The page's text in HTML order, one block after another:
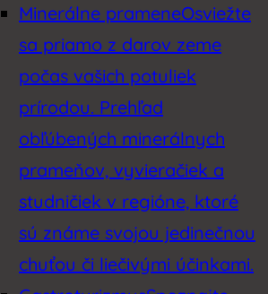
Minerálne prameneOsviežte
sa priamo z darov zeme
počas vašich potuliek
prírodou. Prehľad
obľúbených minerálnych
prameňov, vyvieračiek a
studničiek v regióne, ktoré
sú známe svojou jedinečnou
chuťou či liečivými účinkami.